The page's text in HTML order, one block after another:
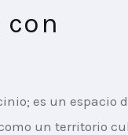
es un espacio
un territorio